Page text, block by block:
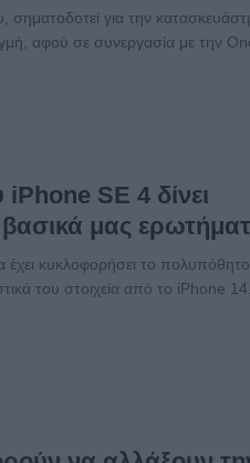
για την
αφού σε συνεργασία με την
SE 4 δίνει
βασικά μας
κυκλοφορήσει το
του στοιχεία από το iPhone 14,